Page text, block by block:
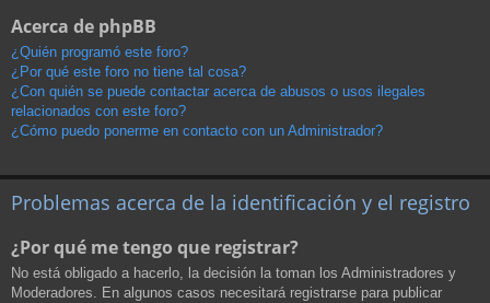
Acerca de phpBB
¿Quién programó este foro?
¿Por qué este foro no tiene tal cosa?
¿Con quién se puede contactar acerca de abusos o usos ilegales
relacionados con este foro?
¿Cómo puedo ponerme en contacto con un Administrador?
Problemas acerca de la identificación y el registro
¿Por qué me tengo que registrar?
No está obligado a hacerlo, la decisión la toman los Administradores y
Moderadores. En algunos casos necesitará registrarse para publicar